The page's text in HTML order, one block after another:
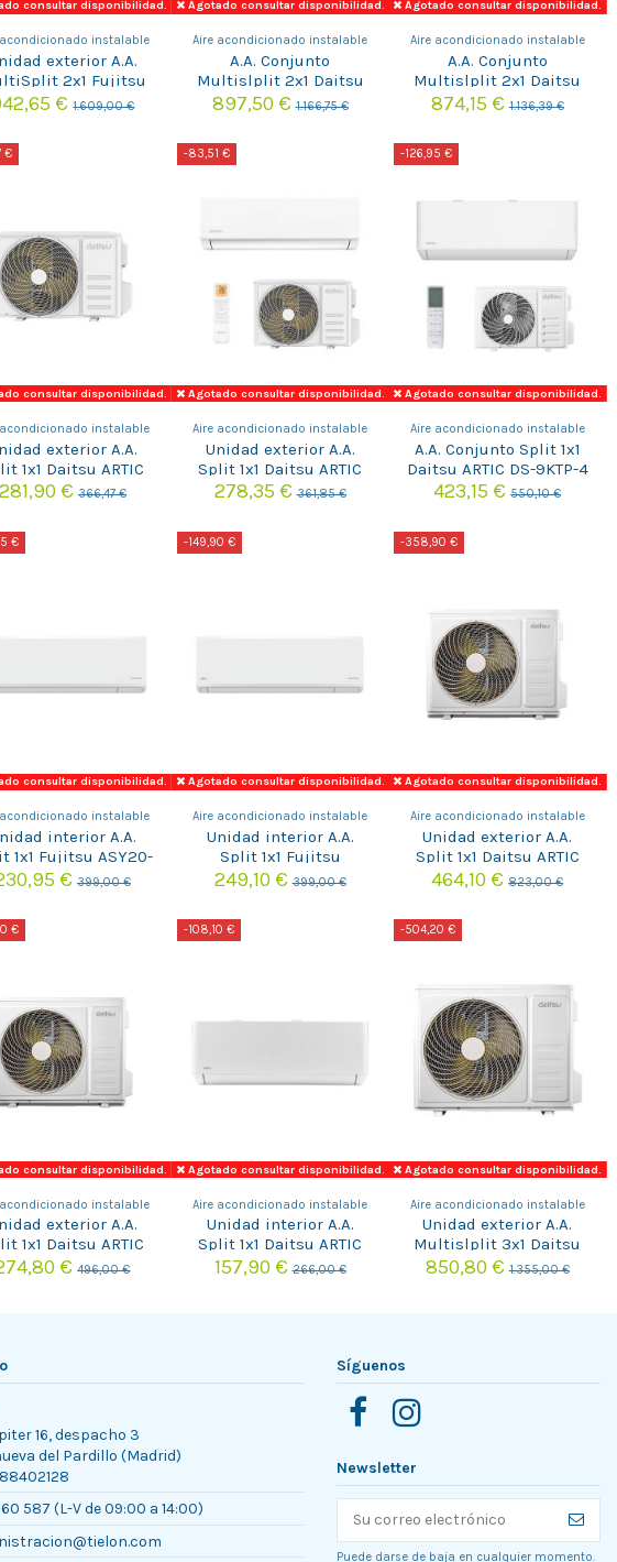
consultar disponibilidad.
acondicionado instalable
exterior A.A.
2x1 Fujitsu
AOY50M2-KB
€1.609,00 €
Agotado consultar disponibilidad.
Aire acondicionado instalable
A.A. Conjunto
Multislplit 2x1 Daitsu
FREE MAX- ARTIC DSM-
897,50 €1.166,75 €
Agotado consultar disponibilidad.
Aire acondicionado instalable
A.A. Conjunto
Multislplit 2x1 Daitsu
FREE MAX- ARTIC DSM-
874,15 €1.136,39 €
€
consultar disponibilidad.
acondicionado instalable
exterior A.A.
1x1 Daitsu ARTIC
DOS-12KZ
281,90 € 366,47 €
-83,51 €
Agotado consultar disponibilidad.
Aire acondicionado instalable
Unidad exterior A.A.
Split 1x1 Daitsu ARTIC
DOS-9KZ
278,35 €361,85 €
-126,95 €
Agotado consultar disponibilidad.
Aire acondicionado instalable
A.A. Conjunto Split 1x1
Daitsu ARTIC DS-9KTP-4
WIFI
423,15 €550,10 €
€
consultar disponibilidad.
acondicionado instalable
interior A.A.
1x1 Fujitsu ASY20-
ASEH07KNCA
€ 399,00 €
-149,90 €
Agotado consultar disponibilidad.
Aire acondicionado instalable
Unidad interior A.A.
Split 1x1 Fujitsu
ASY35KN ASEH12KNCA
249,10 €399,00 €
-358,90 €
Agotado consultar disponibilidad.
Aire acondicionado instalable
Unidad exterior A.A.
Split 1x1 Daitsu ARTIC
PLUS DOS-18KTP-6
464,10 €823,00 €
€
consultar disponibilidad.
acondicionado instalable
exterior A.A.
1x1 Daitsu ARTIC
DOS-9KTP-6
€496,00 €
-108,10 €
Agotado consultar disponibilidad.
Aire acondicionado instalable
Unidad interior A.A.
Split 1x1 Daitsu ARTIC
PLUS DS-9KTP-6
157,90 €266,00 €
-504,20 €
Agotado consultar disponibilidad.
Aire acondicionado instalable
Unidad exterior A.A.
Multislplit 3x1 Daitsu
FREE MAX DOSM-21KDT
850,80 €1.355,00 €
16, despacho 3
del Pardillo (Madrid)
587 (L-V de 09:00 a 14:00)
Síguenos
Newsletter
Puede darse de baja en cualquier momento.